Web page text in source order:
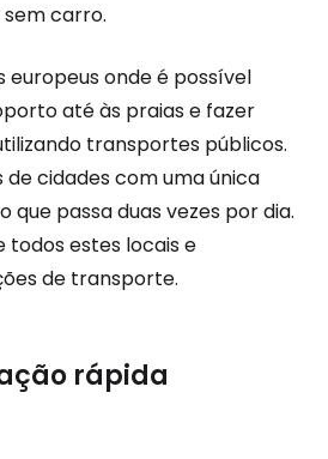
carro.
europeus onde é possível
até às praias e fazer
transportes públicos.
cidades com uma única
que passa duas vezes por dia.
todos estes locais e
de transporte.
rápida